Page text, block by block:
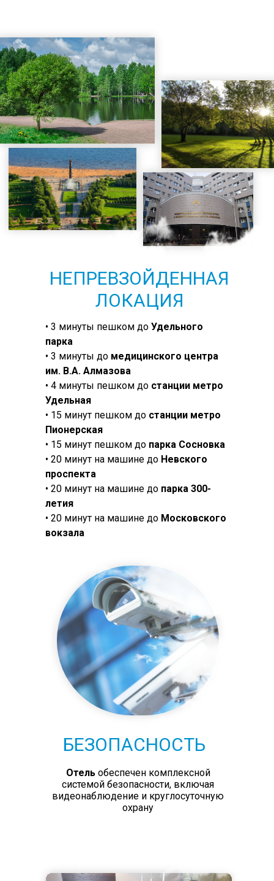
НЕПРЕВЗОЙДЕННАЯ
ЛОКАЦИЯ
• 3 минуты пешком до Удельного
парка
• 3 минуты до медицинского центра
им. В.А. Алмазова
• 4 минуты пешком до станции метро
Удельная
• 15 минут пешком до станции метро
Пионерская
• 15 минут пешком до парка Сосновка
• 20 минут на машине до Невского
проспекта
• 20 минут на машине до парка 300-
летия
• 20 минут на машине до Московского
вокзала
БЕЗОПАСНОСТЬ
Отель обеспечен комплексной
системой безопасности, включая
видеонаблюдение и круглосуточную
охрану